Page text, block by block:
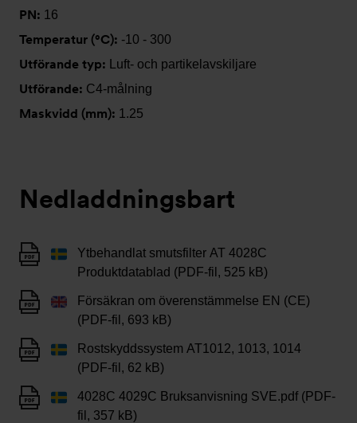
PN: 16
Temperatur (°C): -10 - 300
Utförande typ: Luft- och partikelavskiljare
Utförande: C4-målning
Maskvidd (mm): 1.25
Nedladdningsbart
Ytbehandlat smutsfilter AT 4028C
Produktdatablad (PDF-fil, 525 kB)
Försäkran om överenstämmelse EN (CE)
(PDF-fil, 693 kB)
Rostskyddssystem AT1012, 1013, 1014
(PDF-fil, 62 kB)
4028C 4029C Bruksanvisning SVE.pdf (PDF-
fil, 357 kB)